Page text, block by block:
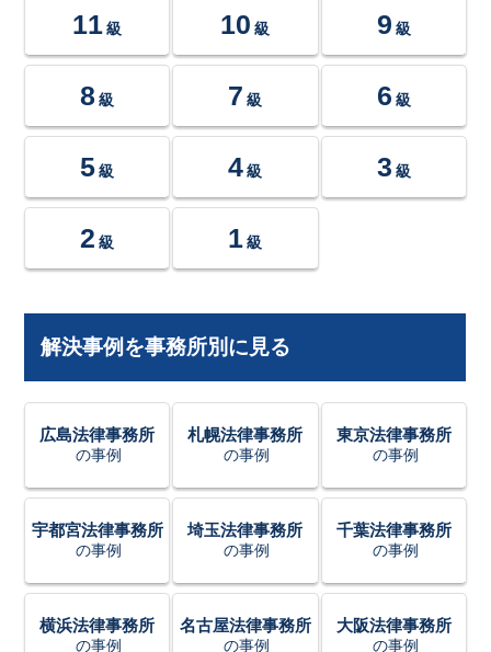
11 級 10 級 9 級
8 級 7 級 6 級
5 級 4 級 3 級
2 級 1 級
解決事例を事務所別に見る
広島法律事務所
の事例
札幌法律事務所
の事例
東京法律事務所
の事例
宇都宮法律事務所
の事例
埼玉法律事務所
の事例
千葉法律事務所
の事例
横浜法律事務所
の事例
名古屋法律事務所
の事例
大阪法律事務所
の事例